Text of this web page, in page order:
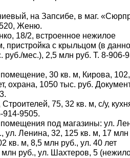
на Запсибе, в маг.
Женю.
18/2, встроенное нежилое
пристройка с крыльцом (в
руб./мес.), 2,5 млн руб. Т. 8-906-
30 кв. м, Кирова,
охрана, 1050 тыс. руб.
75, 32 кв. м, с/у,
914-9505.
под магазины: ул.
ул. Ленина, 32, 125 кв. м, 17 млн
кв. м, 8,5 млн руб., ул. 40 лет
руб., ул. Шахтеров, 5